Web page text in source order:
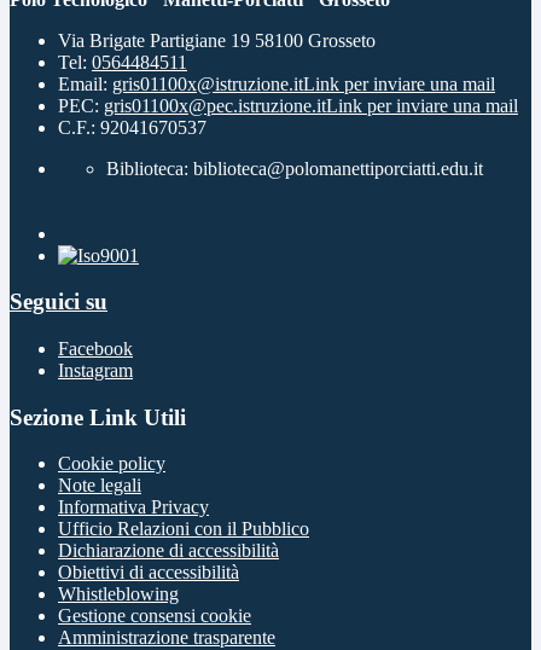
Via Brigate Partigiane 19 58100 Grosseto
Tel: 0564484511
Email: gris01100x@istruzione.itLink per inviare una mail
PEC: gris01100x@pec.istruzione.itLink per inviare una mail
C.F.: 92041670537
Biblioteca: biblioteca@polomanettiporciatti.edu.it
Seguici su
Facebook
Instagram
Sezione Link Utili
Cookie policy
Note legali
Informativa Privacy
Ufficio Relazioni con il Pubblico
Dichiarazione di accessibilità
Obiettivi di accessibilità
Whistleblowing
Gestione consensi cookie
Amministrazione trasparente